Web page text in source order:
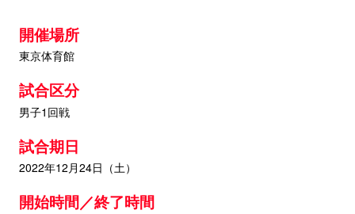
開催場所
東京体育館
試合区分
男子1回戦
試合期日
2022年12月24日（土）
開始時間／終了時間